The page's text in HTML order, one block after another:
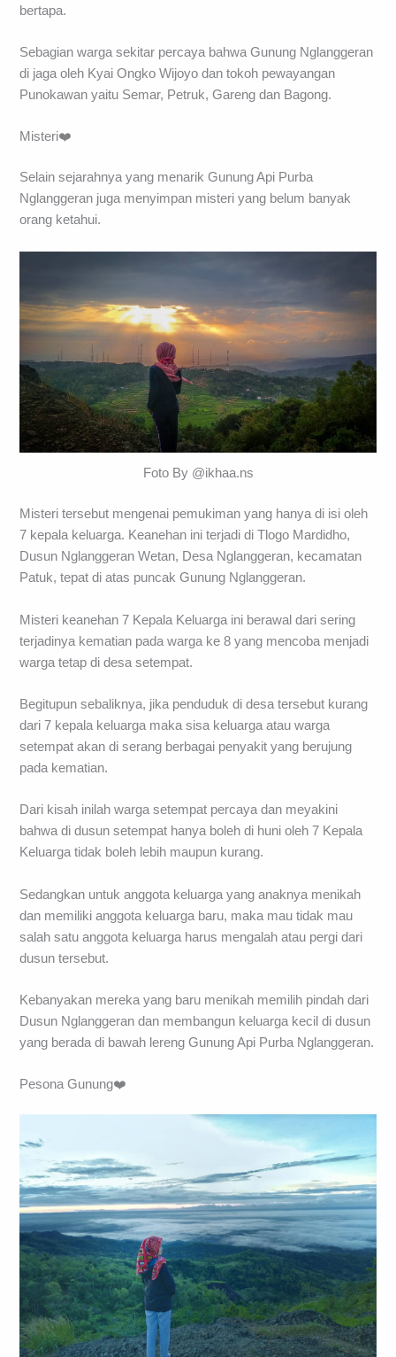
bertapa.
Sebagian warga sekitar percaya bahwa Gunung Nglanggeran
di jaga oleh Kyai Ongko Wijoyo dan tokoh pewayangan
Punokawan yaitu Semar, Petruk, Gareng dan Bagong.
Misteri❤️
Selain sejarahnya yang menarik Gunung Api Purba
Nglanggeran juga menyimpan misteri yang belum banyak
orang ketahui.
Foto By @ikhaa.ns
Misteri tersebut mengenai pemukiman yang hanya di isi oleh
7 kepala keluarga. Keanehan ini terjadi di Tlogo Mardidho,
Dusun Nglanggeran Wetan, Desa Nglanggeran, kecamatan
Patuk, tepat di atas puncak Gunung Nglanggeran.
Misteri keanehan 7 Kepala Keluarga ini berawal dari sering
terjadinya kematian pada warga ke 8 yang mencoba menjadi
warga tetap di desa setempat.
Begitupun sebaliknya, jika penduduk di desa tersebut kurang
dari 7 kepala keluarga maka sisa keluarga atau warga
setempat akan di serang berbagai penyakit yang berujung
pada kematian.
Dari kisah inilah warga setempat percaya dan meyakini
bahwa di dusun setempat hanya boleh di huni oleh 7 Kepala
Keluarga tidak boleh lebih maupun kurang.
Sedangkan untuk anggota keluarga yang anaknya menikah
dan memiliki anggota keluarga baru, maka mau tidak mau
salah satu anggota keluarga harus mengalah atau pergi dari
dusun tersebut.
Kebanyakan mereka yang baru menikah memilih pindah dari
Dusun Nglanggeran dan membangun keluarga kecil di dusun
yang berada di bawah lereng Gunung Api Purba Nglanggeran.
Pesona Gunung❤️